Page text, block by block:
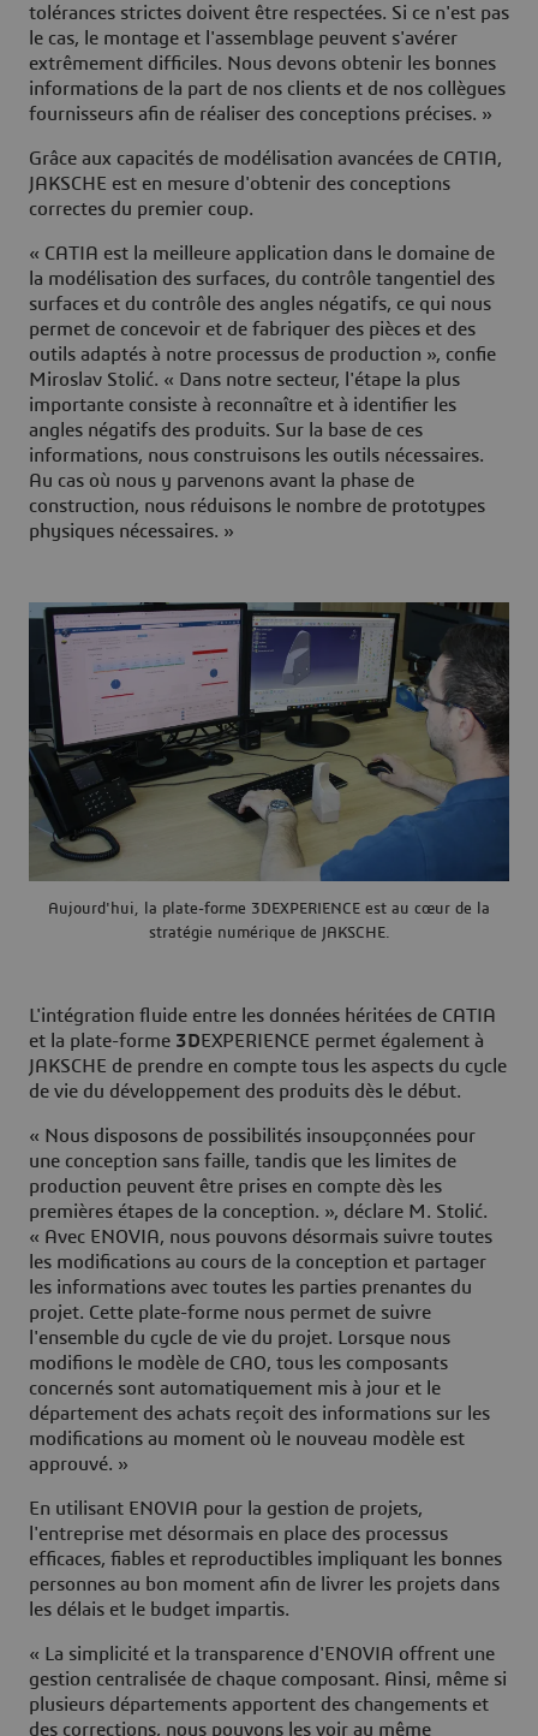
tolérances strictes doivent être respectées. Si ce n'est pas
le cas, le montage et l'assemblage peuvent s'avérer
extrêmement difficiles. Nous devons obtenir les bonnes
informations de la part de nos clients et de nos collègues
fournisseurs afin de réaliser des conceptions précises. »
Grâce aux capacités de modélisation avancées de CATIA,
JAKSCHE est en mesure d'obtenir des conceptions
correctes du premier coup.
« CATIA est la meilleure application dans le domaine de
la modélisation des surfaces, du contrôle tangentiel des
surfaces et du contrôle des angles négatifs, ce qui nous
permet de concevoir et de fabriquer des pièces et des
outils adaptés à notre processus de production », confie
Miroslav Stolić. « Dans notre secteur, l'étape la plus
importante consiste à reconnaître et à identifier les
angles négatifs des produits. Sur la base de ces
informations, nous construisons les outils nécessaires.
Au cas où nous y parvenons avant la phase de
construction, nous réduisons le nombre de prototypes
physiques nécessaires. »
Aujourd'hui, la plate-forme 3DEXPERIENCE est au cœur de la
stratégie numérique de JAKSCHE.
L'intégration fluide entre les données héritées de CATIA
et la plate-forme 3DEXPERIENCE permet également à
JAKSCHE de prendre en compte tous les aspects du cycle
de vie du développement des produits dès le début.
« Nous disposons de possibilités insoupçonnées pour
une conception sans faille, tandis que les limites de
production peuvent être prises en compte dès les
premières étapes de la conception. », déclare M. Stolić.
« Avec ENOVIA, nous pouvons désormais suivre toutes
les modifications au cours de la conception et partager
les informations avec toutes les parties prenantes du
projet. Cette plate-forme nous permet de suivre
l'ensemble du cycle de vie du projet. Lorsque nous
modifions le modèle de CAO, tous les composants
concernés sont automatiquement mis à jour et le
département des achats reçoit des informations sur les
modifications au moment où le nouveau modèle est
approuvé. »
En utilisant ENOVIA pour la gestion de projets,
l'entreprise met désormais en place des processus
efficaces, fiables et reproductibles impliquant les bonnes
personnes au bon moment afin de livrer les projets dans
les délais et le budget impartis.
« La simplicité et la transparence d'ENOVIA offrent une
gestion centralisée de chaque composant. Ainsi, même si
plusieurs départements apportent des changements et
des corrections, nous pouvons les voir au même